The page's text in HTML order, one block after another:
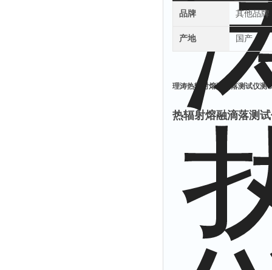
品牌 其他品牌
产地 国产
理涛热辐射熔融滴落测试仪测
热辐射熔融滴落测